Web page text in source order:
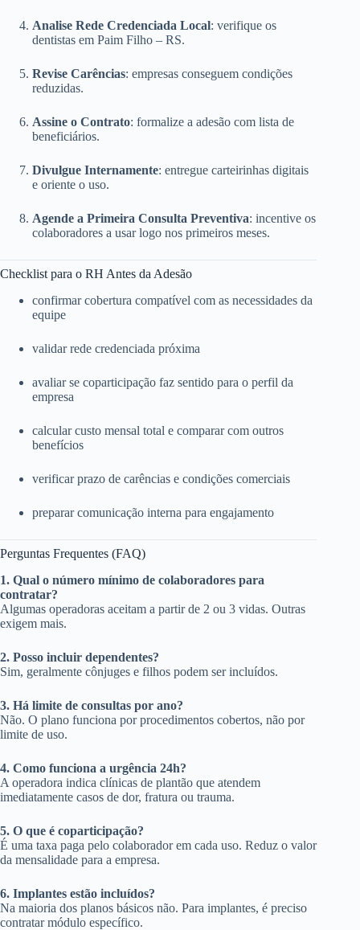
Analise Rede Credenciada Local: verifique os
dentistas em Paim Filho – RS.
Revise Carências: empresas conseguem condições
reduzidas.
Assine o Contrato: formalize a adesão com lista de
beneficiários.
Divulgue Internamente: entregue carteirinhas digitais
e oriente o uso.
Agende a Primeira Consulta Preventiva: incentive os
colaboradores a usar logo nos primeiros meses.
Checklist para o RH Antes da Adesão
confirmar cobertura compatível com as necessidades da
equipe
validar rede credenciada próxima
avaliar se coparticipação faz sentido para o perfil da
empresa
calcular custo mensal total e comparar com outros
benefícios
verificar prazo de carências e condições comerciais
preparar comunicação interna para engajamento
Perguntas Frequentes (FAQ)
1. Qual o número mínimo de colaboradores para
contratar?
Algumas operadoras aceitam a partir de 2 ou 3 vidas. Outras
exigem mais.
2. Posso incluir dependentes?
Sim, geralmente cônjuges e filhos podem ser incluídos.
3. Há limite de consultas por ano?
Não. O plano funciona por procedimentos cobertos, não por
limite de uso.
4. Como funciona a urgência 24h?
A operadora indica clínicas de plantão que atendem
imediatamente casos de dor, fratura ou trauma.
5. O que é coparticipação?
É uma taxa paga pelo colaborador em cada uso. Reduz o valor
da mensalidade para a empresa.
6. Implantes estão incluídos?
Na maioria dos planos básicos não. Para implantes, é preciso
contratar módulo específico.